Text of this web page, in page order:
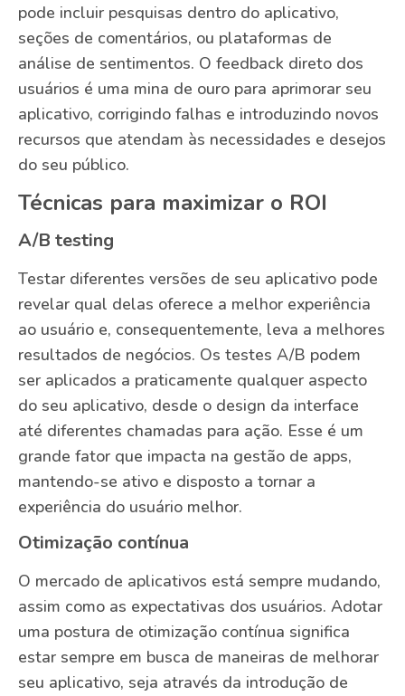
pode incluir pesquisas dentro do aplicativo,
seções de comentários, ou plataformas de
análise de sentimentos. O feedback direto dos
usuários é uma mina de ouro para aprimorar seu
aplicativo, corrigindo falhas e introduzindo novos
recursos que atendam às necessidades e desejos
do seu público.
Técnicas para maximizar o ROI
A/B testing
Testar diferentes versões de seu aplicativo pode
revelar qual delas oferece a melhor experiência
ao usuário e, consequentemente, leva a melhores
resultados de negócios. Os testes A/B podem
ser aplicados a praticamente qualquer aspecto
do seu aplicativo, desde o design da interface
até diferentes chamadas para ação. Esse é um
grande fator que impacta na gestão de apps,
mantendo-se ativo e disposto a tornar a
experiência do usuário melhor.
Otimização contínua
O mercado de aplicativos está sempre mudando,
assim como as expectativas dos usuários. Adotar
uma postura de otimização contínua significa
estar sempre em busca de maneiras de melhorar
seu aplicativo, seja através da introdução de